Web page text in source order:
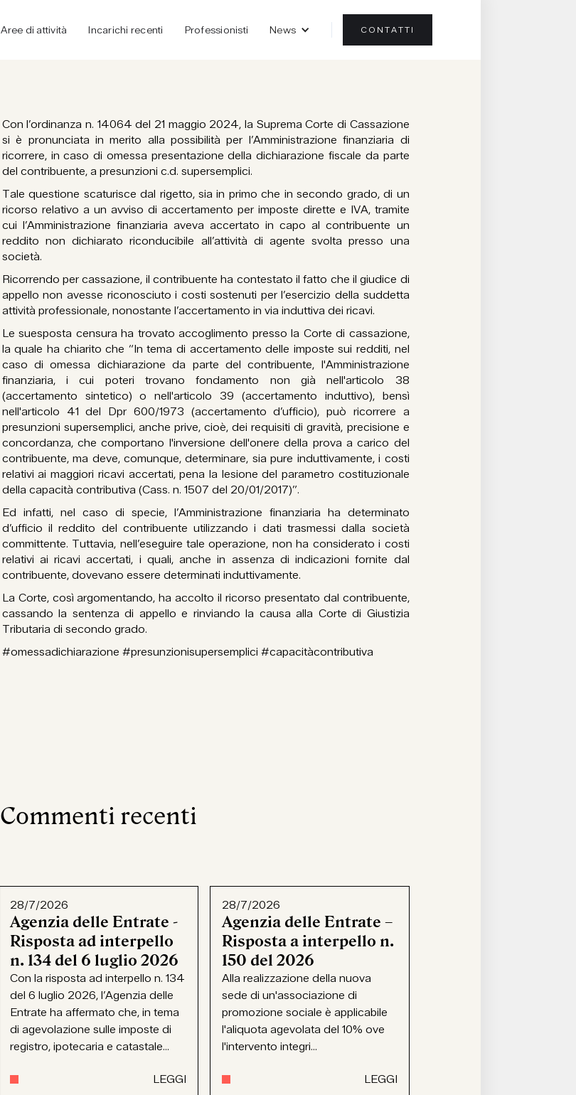
Aree di attività Incarichi recenti Professionisti News CONTATTI
Con l’ordinanza n. 14064 del 21 maggio 2024, la Suprema Corte di Cassazione
si è pronunciata in merito alla possibilità per l’Amministrazione finanziaria di
ricorrere, in caso di omessa presentazione della dichiarazione fiscale da parte
del contribuente, a presunzioni c.d. supersemplici.
Tale questione scaturisce dal rigetto, sia in primo che in secondo grado, di un
ricorso relativo a un avviso di accertamento per imposte dirette e IVA, tramite
cui l’Amministrazione finanziaria aveva accertato in capo al contribuente un
reddito non dichiarato riconducibile all’attività di agente svolta presso una
società.
Ricorrendo per cassazione, il contribuente ha contestato il fatto che il giudice di
appello non avesse riconosciuto i costi sostenuti per l’esercizio della suddetta
attività professionale, nonostante l’accertamento in via induttiva dei ricavi.
Le suesposta censura ha trovato accoglimento presso la Corte di cassazione,
la quale ha chiarito che “In tema di accertamento delle imposte sui redditi, nel
caso di omessa dichiarazione da parte del contribuente, l'Amministrazione
finanziaria, i cui poteri trovano fondamento non già nell'articolo 38
(accertamento sintetico) o nell'articolo 39 (accertamento induttivo), bensì
nell'articolo 41 del Dpr 600/1973 (accertamento d’ufficio), può ricorrere a
presunzioni supersemplici, anche prive, cioè, dei requisiti di gravità, precisione e
concordanza, che comportano l'inversione dell'onere della prova a carico del
contribuente, ma deve, comunque, determinare, sia pure induttivamente, i costi
relativi ai maggiori ricavi accertati, pena la lesione del parametro costituzionale
della capacità contributiva (Cass. n. 1507 del 20/01/2017)”.
Ed infatti, nel caso di specie, l’Amministrazione finanziaria ha determinato
d’ufficio il reddito del contribuente utilizzando i dati trasmessi dalla società
committente. Tuttavia, nell’eseguire tale operazione, non ha considerato i costi
relativi ai ricavi accertati, i quali, anche in assenza di indicazioni fornite dal
contribuente, dovevano essere determinati induttivamente.
La Corte, così argomentando, ha accolto il ricorso presentato dal contribuente,
cassando la sentenza di appello e rinviando la causa alla Corte di Giustizia
Tributaria di secondo grado.
#omessadichiarazione #presunzionisupersemplici #capacitàcontributiva
Commenti recenti
28/7/2026
Agenzia delle Entrate -
Risposta ad interpello
n. 134 del 6 luglio 2026
Con la risposta ad interpello n. 134
del 6 luglio 2026, l’Agenzia delle
Entrate ha affermato che, in tema
di agevolazione sulle imposte di
registro, ipotecaria e catastale...
LEGGI
28/7/2026
Agenzia delle Entrate –
Risposta a interpello n.
150 del 2026
Alla realizzazione della nuova
sede di un'associazione di
promozione sociale è applicabile
l'aliquota agevolata del 10% ove
l'intervento integri...
LEGGI